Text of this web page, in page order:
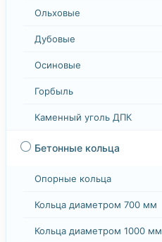
Ольховые
Дубовые
Осиновые
Горбыль
Каменный уголь ДПК
⚪ Бетонные кольца
Опорные кольца
Кольца диаметром 700 мм
Кольца диаметром 1000 мм